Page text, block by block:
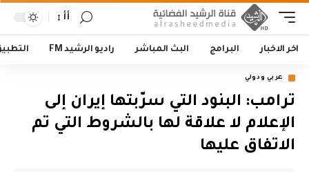
أأ
اخر الاخبار البرامج البث المباشر راديو الرشيد FM
عربي ودولي
‏ترامب: البنود التي سرّبتها إيران إلى
الإعلام لا علاقة لها بالشروط التي تم
الاتفاق عليها